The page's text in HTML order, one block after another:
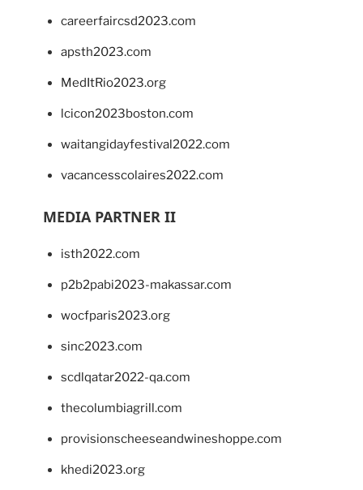
careerfaircsd2023.com
apsth2023.com
MedItRio2023.org
lcicon2023boston.com
waitangidayfestival2022.com
vacancesscolaires2022.com
MEDIA PARTNER II
isth2022.com
p2b2pabi2023-makassar.com
wocfparis2023.org
sinc2023.com
scdlqatar2022-qa.com
thecolumbiagrill.com
provisionscheeseandwineshoppe.com
khedi2023.org